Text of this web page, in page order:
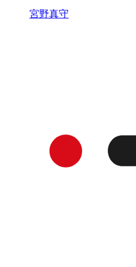
宮野真守